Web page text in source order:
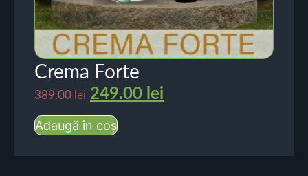
Crema Forte
389.00lei 249.00 lei
Adaugă în coș